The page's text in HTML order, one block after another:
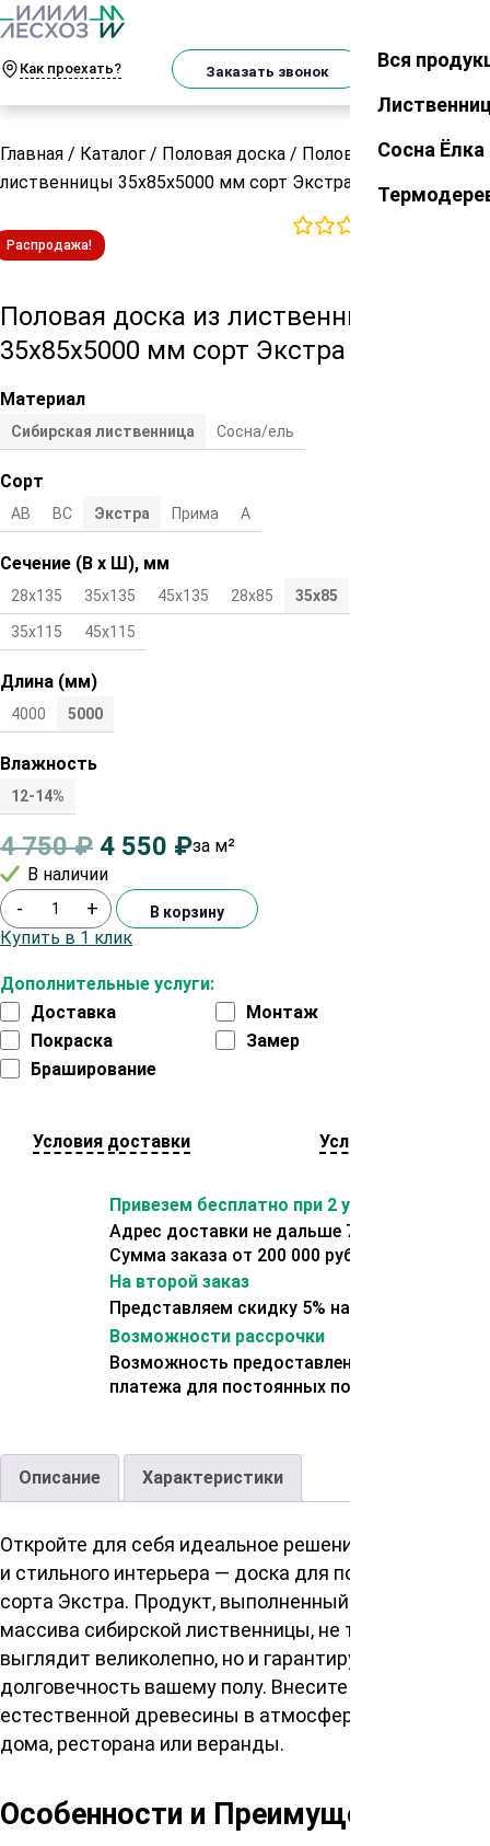
Как проехать? Заказать звонок Закрыть
Вся
Сосна Ёлка
Главная / Каталог / Половая доска / Половая доска из
лиственницы 35х85х5000 мм сорт Экстра
Распродажа!
Половая доска из лиственницы
35х85х5000 мм сорт Экстра
Материал
Сибирская лиственница Сосна/ель
Сорт
АВ ВС Экстра Прима А
Сечение (В х Ш), мм
28х135 35х135 45х135 28х85 35х85
35х115 45х115
Длина (мм)
4000 5000
Влажность
12-14%
4 750₽ 4 550 ₽за м²
В наличии
Дополнительные услуги:
Доставка
Монтаж
Покраска
Замер
Браширование
- + В корзину
Купить в 1 клик
Условия доставки Условия оплаты
Привезем бесплатно при 2 условиях:
Адрес доставки не дальше 70 км от склада.
Сумма заказа от 200 000 рублей.
На второй заказ
Представляем скидку 5% на второй заказ
Возможности рассрочки
Возможность предоставления отсрочки
платежа для постоянных покупателей.
Описание Характеристики
Откройте для себя идеальное решение для уютного
и стильного интерьера — доска для пола высшего
сорта Экстра. Продукт, выполненный из цельного
массива сибирской лиственницы, не только
выглядит великолепно, но и гарантирует
долговечность вашему полу. Внесите теплоту
естественной древесины в атмосферу вашего
дома, ресторана или веранды.
Особенности и Преимущества